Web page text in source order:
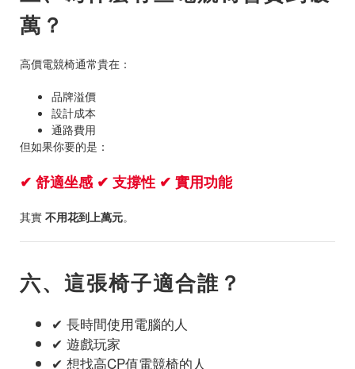
萬？
高價電競椅通常貴在：
品牌溢價
設計成本
通路費用
但如果你要的是：
✔ 舒適坐感 ✔ 支撐性 ✔ 實用功能
其實 不用花到上萬元。
六、這張椅子適合誰？
✔ 長時間使用電腦的人
✔ 遊戲玩家
✔ 想找高CP值電競椅的人